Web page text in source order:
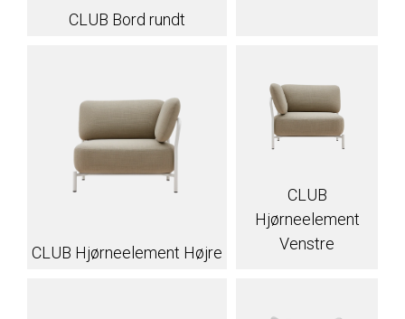
CLUB Bord rundt
CLUB Hjørneelement Højre
CLUB
Hjørneelement
Venstre